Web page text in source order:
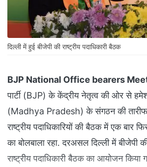
दिल्ली में हुई बीजेपी की राष्ट्रीय पदाधिकारी बैठक
BJP National Office bearers
पार्टी (BJP) के केंद्रीय नेतृत्व की ओर से
(Madhya Pradesh) के संगठन की तारीफ
राष्ट्रीय पदाधिकारियों की बैठक में एक बार
का बोलबाला रहा. दरअसल दिल्ली में बीजेपी
राष्ट्रीय पदाधिकारी बैठक का आयोजन किया